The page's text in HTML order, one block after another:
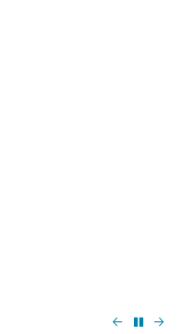
Précédent